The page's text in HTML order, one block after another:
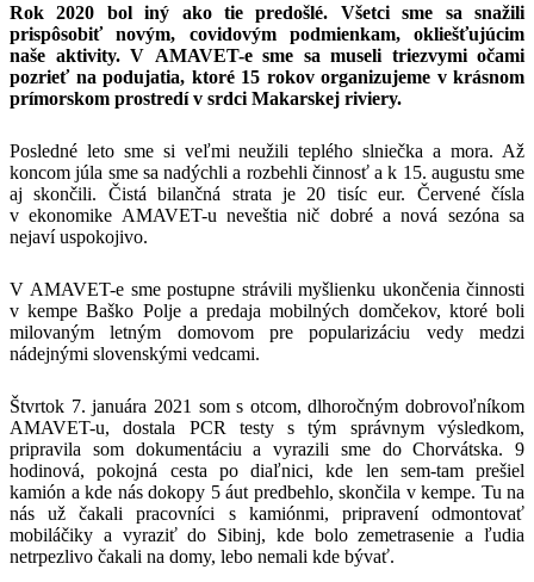
Rok 2020 bol iný ako tie predošlé. Všetci sme sa snažili
prispôsobiť novým, covidovým podmienkam, okliešťujúcim
naše aktivity. V AMAVET-e sme sa museli triezvymi očami
pozrieť na podujatia, ktoré 15 rokov organizujeme v krásnom
prímorskom prostredí v srdci Makarskej riviery.
Posledné leto sme si veľmi neužili teplého slniečka a mora. Až
koncom júla sme sa nadýchli a rozbehli činnosť a k 15. augustu sme
aj skončili. Čistá bilančná strata je 20 tisíc eur. Červené čísla
v ekonomike AMAVET-u neveštia nič dobré a nová sezóna sa
nejaví uspokojivo.
V AMAVET-e sme postupne strávili myšlienku ukončenia činnosti
v kempe Baško Polje a predaja mobilných domčekov, ktoré boli
milovaným letným domovom pre popularizáciu vedy medzi
nádejnými slovenskými vedcami.
Štvrtok 7. januára 2021 som s otcom, dlhoročným dobrovoľníkom
AMAVET-u, dostala PCR testy s tým správnym výsledkom,
pripravila som dokumentáciu a vyrazili sme do Chorvátska. 9
hodinová, pokojná cesta po diaľnici, kde len sem-tam prešiel
kamión a kde nás dokopy 5 áut predbehlo, skončila v kempe. Tu na
nás už čakali pracovníci s kamiónmi, pripravení odmontovať
mobiláčiky a vyraziť do Sibinj, kde bolo zemetrasenie a ľudia
netrpezlivo čakali na domy, lebo nemali kde bývať.